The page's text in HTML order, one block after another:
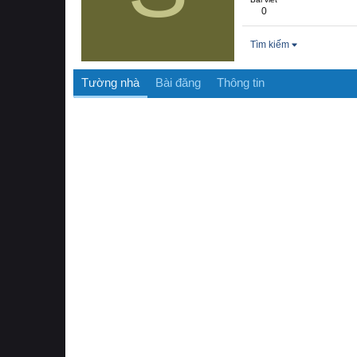
0
Tìm kiếm
Tường nhà Bài đăng Thông tin